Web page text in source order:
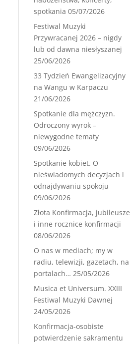
spotkania 05/07/2026
Festiwal Muzyki
Przywracanej 2026 – nigdy
lub od dawna niesłyszanej
25/06/2026
33 Tydzień Ewangelizacyjny
na Wangu w Karpaczu
21/06/2026
Spotkanie dla mężczyzn.
Odroczony wyrok –
niewygodne tematy
09/06/2026
Spotkanie kobiet. O
nieświadomych decyzjach i
odnajdywaniu spokoju
09/06/2026
Złota Konfirmacja, jubileusze
i inne rocznice konfirmacji
08/06/2026
O nas w mediach; my w
radiu, telewizji, gazetach, na
portalach… 25/05/2026
Musica et Universum. XXIII
Festiwal Muzyki Dawnej
24/05/2026
Konfirmacja-osobiste
potwierdzenie sakramentu